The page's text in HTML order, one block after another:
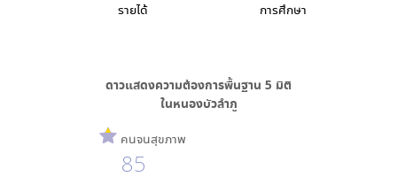
การศึกษา
รายได้
ดาวแสดงความต้องการพื้นฐาน 5 มิติ
ในหนองบัวลำภู
คนจนสุขภาพ
85